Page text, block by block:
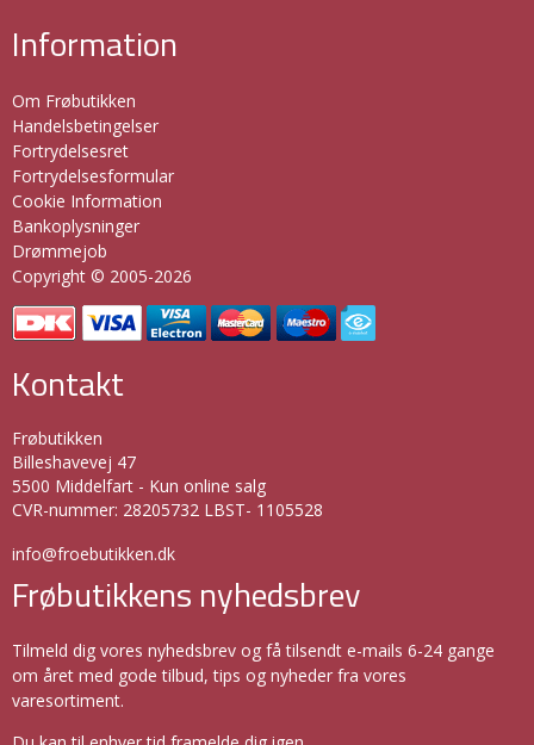
Information
Om Frøbutikken
Handelsbetingelser
Fortrydelsesret
Fortrydelsesformular
Cookie Information
Bankoplysninger
Drømmejob
Copyright © 2005-2026
Kontakt
Frøbutikken
Billeshavevej 47
5500 Middelfart - Kun online salg
CVR-nummer: 28205732 LBST- 1105528
info@froebutikken.dk
Frøbutikkens nyhedsbrev
Tilmeld dig vores nyhedsbrev og få tilsendt e-mails 6-24 gange
om året med gode tilbud, tips og nyheder fra vores
varesortiment.